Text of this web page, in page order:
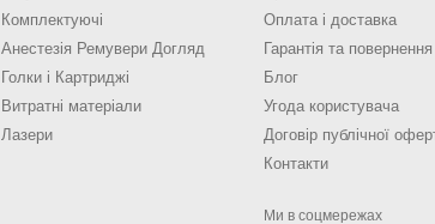
Комплектуючі
Анестезія Ремувери Догляд
Голки і Картриджі
Витратні матеріали
Лазери
Оплата і доставка
Гарантія та повернення
Блог
Угода користувача
Договір публічної
Контакти
Ми в соцмережах